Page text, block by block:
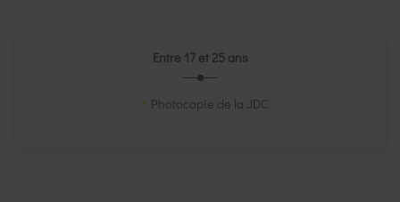
Entre 17 et 25 ans
Photocopie de la JDC